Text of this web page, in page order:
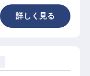
詳しく見る